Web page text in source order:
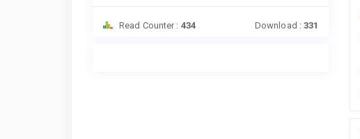
Read Counter : 434 Download :331